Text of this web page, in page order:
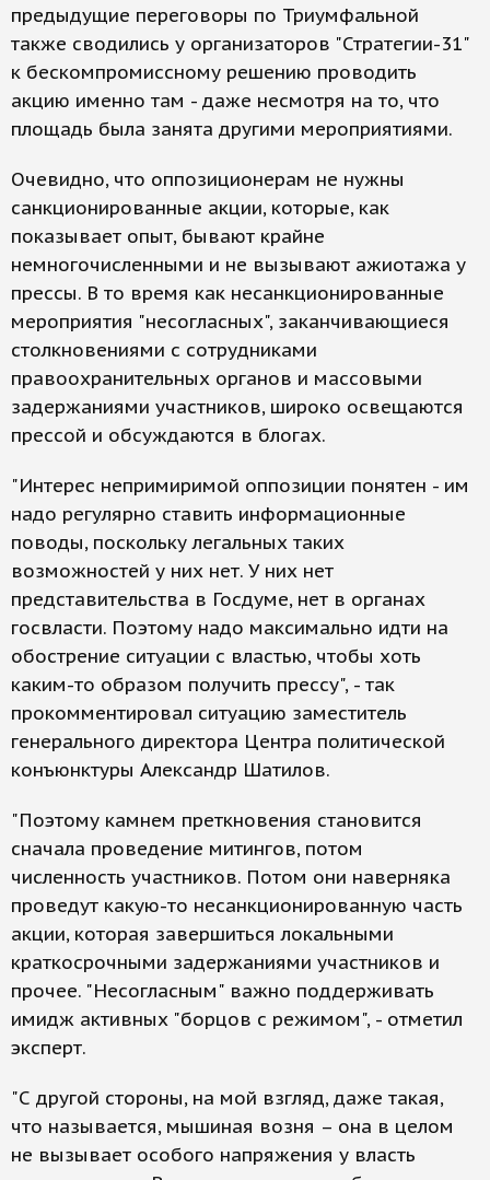
предыдущие переговоры по Триумфальной
также сводились у организаторов "Стратегии-31"
к бескомпромиссному решению проводить
акцию именно там - даже несмотря на то, что
площадь была занята другими мероприятиями.
Очевидно, что оппозиционерам не нужны
санкционированные акции, которые, как
показывает опыт, бывают крайне
немногочисленными и не вызывают ажиотажа у
прессы. В то время как несанкционированные
мероприятия "несогласных", заканчивающиеся
столкновениями с сотрудниками
правоохранительных органов и массовыми
задержаниями участников, широко освещаются
прессой и обсуждаются в блогах.
"Интерес непримиримой оппозиции понятен - им
надо регулярно ставить информационные
поводы, поскольку легальных таких
возможностей у них нет. У них нет
представительства в Госдуме, нет в органах
госвласти. Поэтому надо максимально идти на
обострение ситуации с властью, чтобы хоть
каким-то образом получить прессу", - так
прокомментировал ситуацию заместитель
генерального директора Центра политической
конъюнктуры Александр Шатилов.
"Поэтому камнем преткновения становится
сначала проведение митингов, потом
численность участников. Потом они наверняка
проведут какую-то несанкционированную часть
акции, которая завершиться локальными
краткосрочными задержаниями участников и
прочее. "Несогласным" важно поддерживать
имидж активных "борцов с режимом", - отметил
эксперт.
"С другой стороны, на мой взгляд, даже такая,
что называется, мышиная возня – она в целом
не вызывает особого напряжения у власть